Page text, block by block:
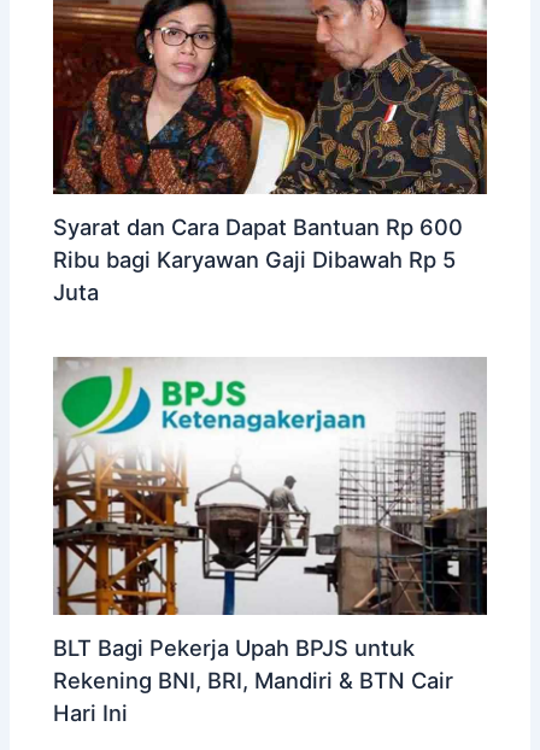
Syarat dan Cara Dapat Bantuan Rp 600
Ribu bagi Karyawan Gaji Dibawah Rp 5
Juta
BLT Bagi Pekerja Upah BPJS untuk
Rekening BNI, BRI, Mandiri & BTN Cair
Hari Ini